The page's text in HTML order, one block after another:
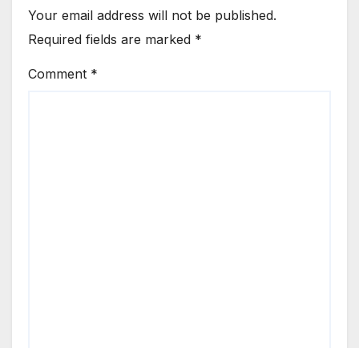
Your email address will not be published.
Required fields are marked *
Comment *